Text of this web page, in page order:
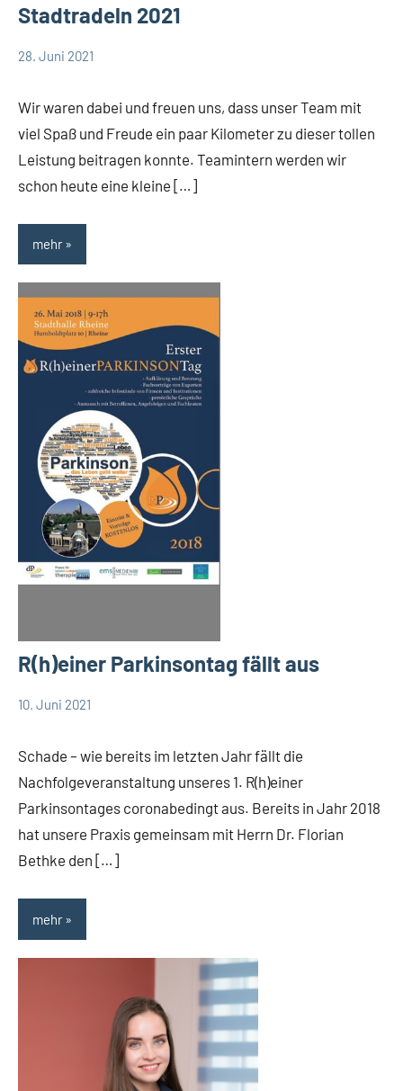
Stadtradeln 2021
28. Juni 2021
Wir waren dabei und freuen uns, dass unser Team mit
viel Spaß und Freude ein paar Kilometer zu dieser tollen
Leistung beitragen konnte. Teamintern werden wir
schon heute eine kleine […]
mehr
R(h)einer Parkinsontag fällt aus
10. Juni 2021
Schade – wie bereits im letzten Jahr fällt die
Nachfolgeveranstaltung unseres 1. R(h)einer
Parkinsontages coronabedingt aus. Bereits in Jahr 2018
hat unsere Praxis gemeinsam mit Herrn Dr. Florian
Bethke den […]
mehr